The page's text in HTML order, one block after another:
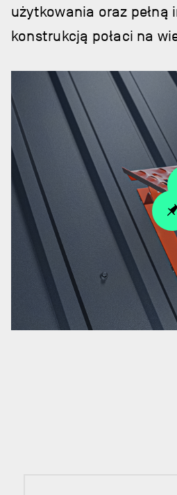
użytkowania oraz pełną
konstrukcją połaci na